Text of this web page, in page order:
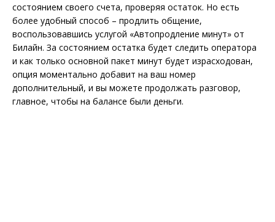
состоянием своего счета, проверяя остаток. Но есть
более удобный способ – продлить общение,
воспользовавшись услугой «Автопродление минут» от
Билайн. За состоянием остатка будет следить оператора
и как только основной пакет минут будет израсходован,
опция моментально добавит на ваш номер
дополнительный, и вы можете продолжать разговор,
главное, чтобы на балансе были деньги.